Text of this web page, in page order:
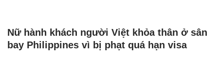
Nữ hành khách người Việt khỏa thân ở sân
bay Philippines vì bị phạt quá hạn visa